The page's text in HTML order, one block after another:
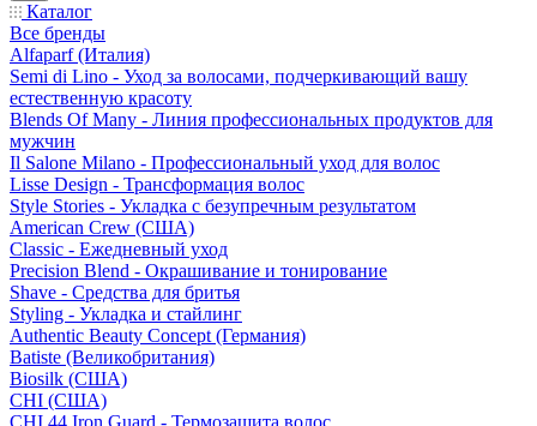
Каталог
Все бренды
Alfaparf (Италия)
Semi di Lino - Уход за волосами, подчеркивающий вашу
естественную красоту
Blends Of Many - Линия профессиональных продуктов для
мужчин
Il Salone Milano - Профессиональный уход для волос
Lisse Design - Трансформация волос
Style Stories - Укладка с безупречным результатом
American Crew (США)
Classic - Ежедневный уход
Precision Blend - Окрашивание и тонирование
Shave - Средства для бритья
Styling - Укладка и стайлинг
Authentic Beauty Concept (Германия)
Batiste (Великобритания)
Biosilk (США)
CHI (США)
CHI 44 Iron Guard - Термозащита волос